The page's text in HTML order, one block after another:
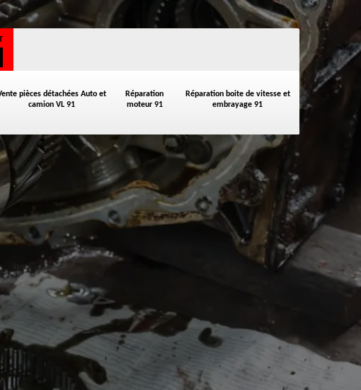
pièces détachées Auto et
camion VL 91
Réparation
moteur 91
Réparation boite de vitesse et
embrayage 91